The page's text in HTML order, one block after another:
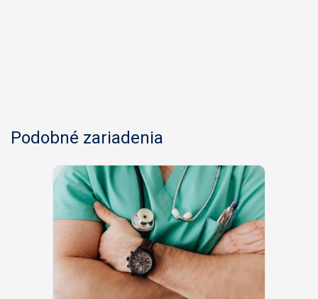
Podobné zariadenia